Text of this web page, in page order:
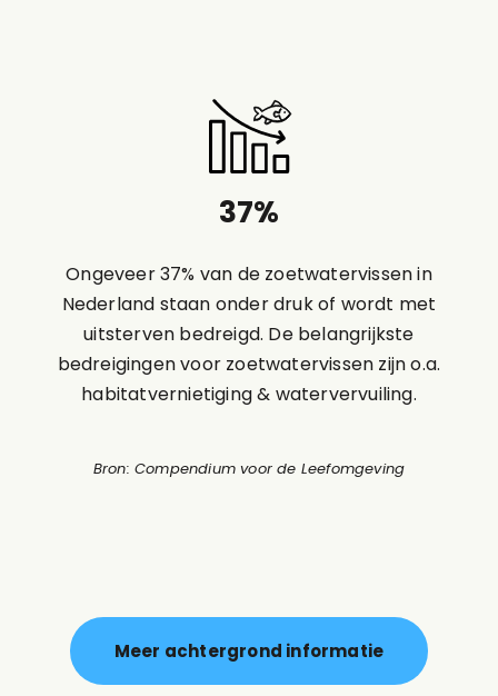
37%
Ongeveer 37% van de zoetwatervissen in
Nederland staan onder druk of wordt met
uitsterven bedreigd. De belangrijkste
bedreigingen voor zoetwatervissen zijn o.a.
habitatvernietiging & watervervuiling.
Bron: Compendium voor de Leefomgeving
Meer achtergrond informatie